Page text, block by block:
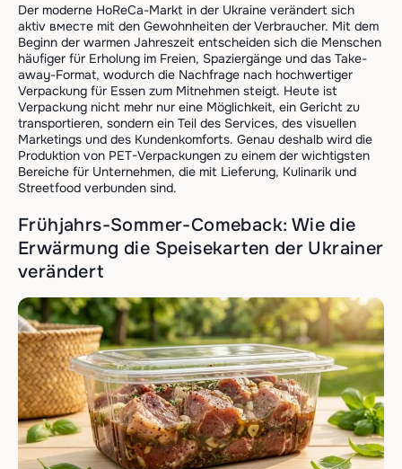
Der moderne HoReCa-Markt in der Ukraine verändert sich
aktiv вместе mit den Gewohnheiten der Verbraucher. Mit dem
Beginn der warmen Jahreszeit entscheiden sich die Menschen
häufiger für Erholung im Freien, Spaziergänge und das Take-
away-Format, wodurch die Nachfrage nach hochwertiger
Verpackung für Essen zum Mitnehmen steigt. Heute ist
Verpackung nicht mehr nur eine Möglichkeit, ein Gericht zu
transportieren, sondern ein Teil des Services, des visuellen
Marketings und des Kundenkomforts. Genau deshalb wird die
Produktion von PET-Verpackungen zu einem der wichtigsten
Bereiche für Unternehmen, die mit Lieferung, Kulinarik und
Streetfood verbunden sind.
Frühjahrs-Sommer-Comeback: Wie die
Erwärmung die Speisekarten der Ukrainer
verändert